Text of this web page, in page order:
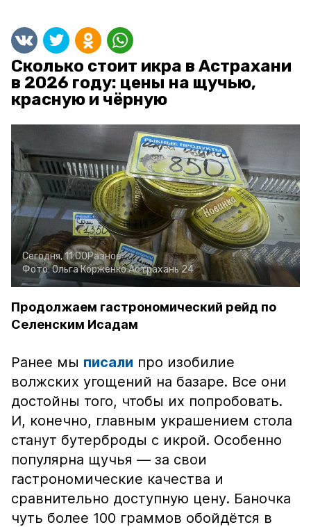
Сколько стоит икра в Астрахани
в 2026 году: цены на щучью,
красную и чёрную
Сегодня, 11:00Разное
Фото:Ольга КорженкоАстрахань 24
Продолжаем гастрономический рейд по
Селенским Исадам
Ранее мы писали про изобилие
волжских угощений на базаре. Все они
достойны того, чтобы их попробовать.
И, конечно, главным украшением стола
станут бутерброды с икрой. Особенно
популярна щучья — за свои
гастрономические качества и
сравнительно доступную цену. Баночка
чуть более 100 граммов обойдётся в